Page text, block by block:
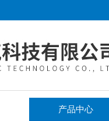
产品中心